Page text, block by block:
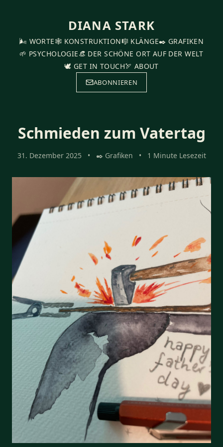
DIANA STARK
🌬️ WORTE🕸️ KONSTRUKTION🎼 KLÄNGE✒️ GRAFIKEN
🌱 PSYCHOLOGIE👒 DER SCHÖNE ORT AUF DER WELT
🕊️ GET IN TOUCH🏹 ABOUT
ABONNIEREN
Schmieden zum Vatertag
31. Dezember 2025 • ✒️ Grafiken • 1 Minute Lesezeit